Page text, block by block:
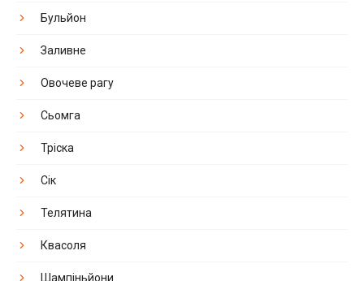
Бульйон
Заливне
Овочеве рагу
Сьомга
Тріска
Сік
Телятина
Квасоля
Шампіньйони